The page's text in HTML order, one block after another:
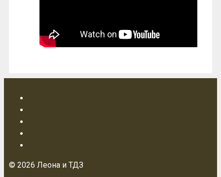
© 2026 Леона и ТДЗ